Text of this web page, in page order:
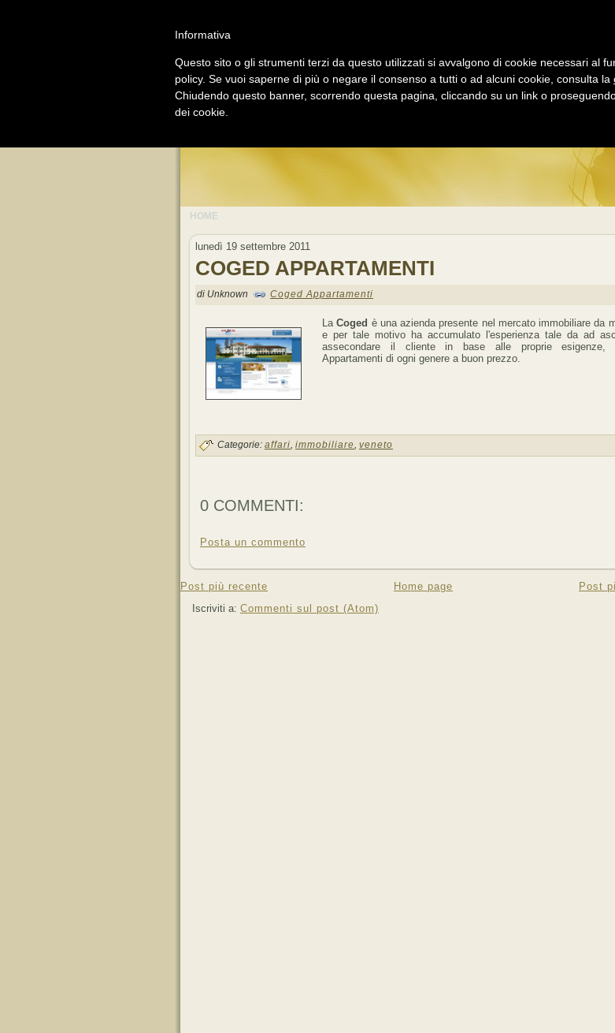
GOLD LINK
HOME
lunedì 19 settembre 2011
COGED APPARTAMENTI
di Unknown Coged Appartamenti
LaCoged è una azienda presente nel mercato immobiliare da
e per tale motivo ha accumulato l'esperienza tale da ad
assecondare il cliente in base alle proprie esigenze,
Appartamenti di ogni genere a buon prezzo.
Categorie: affari, immobiliare, veneto
0 COMMENTI:
Posta un commento
Post più recente Post
Home page
Iscriviti a: Commenti sul post (Atom)
Informativa
Questo sito o gli strumenti terzi da questo utilizzati si avvalgono di cookie necessari al
policy. Se vuoi saperne di più o negare il consenso a tutti o ad alcuni cookie, consulta la
Chiudendo questo banner, scorrendo questa pagina, cliccando su un link o
dei cookie.